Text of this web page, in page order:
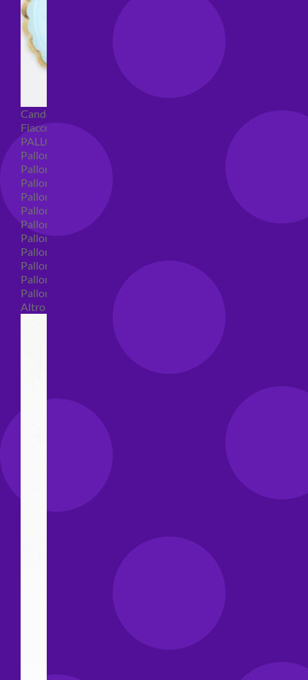
Candeline compleanno
Fiaccole
PALLONCINI
Palloncini in lattice
Palloncini in lattice monocolore
Palloncini in lattice monocolore dimensione 5"
Palloncini in lattice monocolore dimensione 10"
Palloncini in lattice monocolore dimensione 12"
Palloncini in lattice monocolore dimensione 16"
Palloncini in lattice decorati
Palloncini in lattice decorati dimensione 5"
Palloncini in lattice decorati dimensione 10"
Palloncini in lattice decorati dimensione 12"
Palloncini in lattice decorati dimensione 16"
Altro